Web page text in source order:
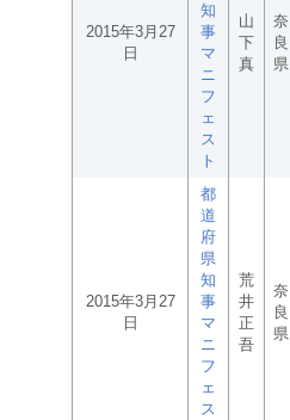
2015年3月27
日
知
事
マ
ニ
フ
ェ
ス
ト
山
下
真
奈
良
県
2015年3月27
日
都
道
府
県
知
事
マ
ニ
フ
ェ
ス
荒
井
正
吾
奈
良
県